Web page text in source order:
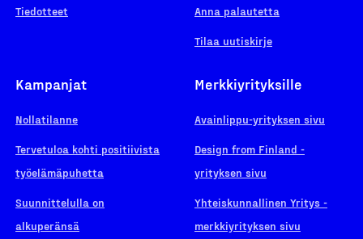
Tiedotteet Anna palautetta
Tilaa uutiskirje
Kampanjat
Nollatilanne
Tervetuloa kohti positiivista
työelämäpuhetta
Suunnittelulla on
alkuperänsä
Merkkiyrityksille
Avainlippu-yrityksen sivu
Design from Finland -
yrityksen sivu
Yhteiskunnallinen Yritys -
merkkiyrityksen sivu